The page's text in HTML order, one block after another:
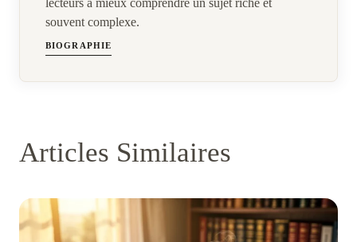
souvent complexe.
BIOGRAPHIE
Articles Similaires